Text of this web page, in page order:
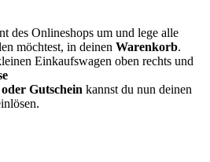
des Onlineshops um und lege alle
möchtest, in deinen Warenkorb.
Einkaufswagen oben rechts und
Gutschein kannst du nun deinen